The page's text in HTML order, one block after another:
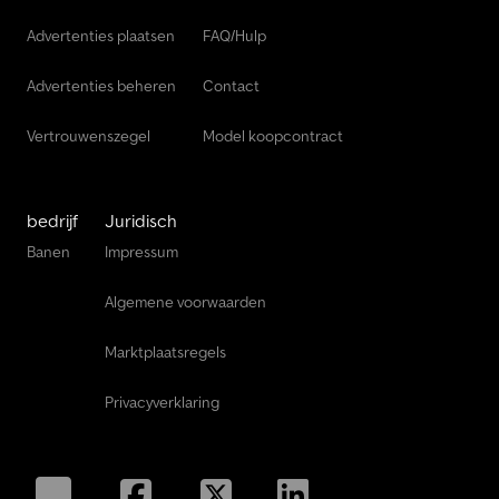
Skoda Fabia Bestelwagens
Advertenties plaatsen
Advertenties beheren
Vertrouwenszegel
FAQ/Hulp
Contact
Model koopcontract
bedrijf
Banen
Juridisch
Impressum
Algemene voorwaarden
Marktplaatsregels
Privacyverklaring